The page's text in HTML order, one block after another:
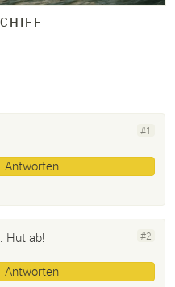
#1
Antworten
#2
Hut ab!
Antworten